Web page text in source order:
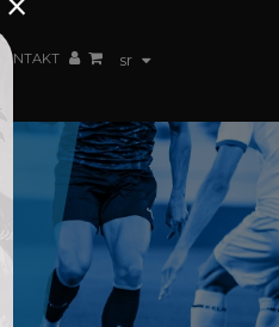
sr
KONTAKT